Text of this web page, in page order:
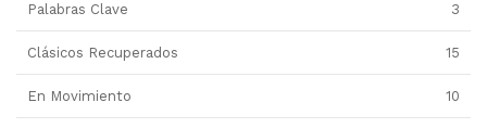
Palabras Clave 3
Clásicos Recuperados 15
En Movimiento 10